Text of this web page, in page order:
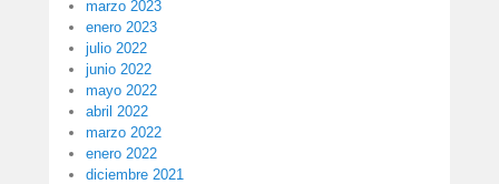
marzo 2023
enero 2023
julio 2022
junio 2022
mayo 2022
abril 2022
marzo 2022
enero 2022
diciembre 2021